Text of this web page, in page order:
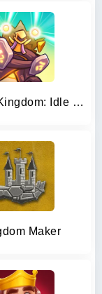
Empire Kingdom: Idle Premium
Maker